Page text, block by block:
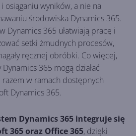
osiąganiu wyników, a nie na
środowiska Dynamics 365.
Dynamics 365 ułatwiają pracę i
setki żmudnych procesów,
ręcznej obróbki. Co więcej,
365 mogą działać
w ramach dostępnych
Dynamics 365.
Dynamics 365 integruje się
365 oraz Office 365, dzięki